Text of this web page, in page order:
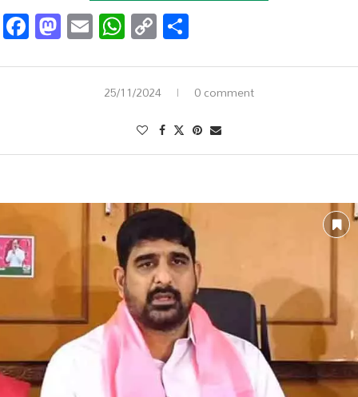
Facebook
Mastodon
EmailWhatsApp
Copy
Link
25/11/2024 0 comment